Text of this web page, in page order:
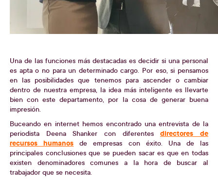
Una de las funciones más destacadas es decidir si una personal
es apta o no para un determinado cargo. Por eso, si pensamos
en las posibilidades que tenemos para ascender o cambiar
dentro de nuestra empresa, la idea más inteligente es llevarte
bien con este departamento, por la cosa de generar buena
impresión.
Buceando en internet hemos encontrado una entrevista de la
periodista Deena Shanker con diferentesdirectores de
recursos humanos de empresas con éxito. Una de las
principales conclusiones que se pueden sacar es que en todas
existen denominadores comunes a la hora de buscar al
trabajador que se necesita.